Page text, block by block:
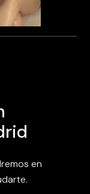
en